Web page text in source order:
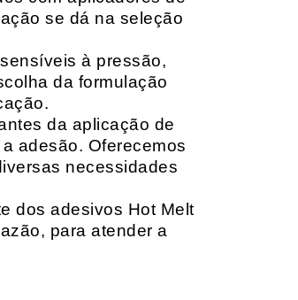
se dá na seleção
à pressão,
da formulação
da aplicação de
adesão. Oferecemos
necessidades
dos adesivos Hot Melt
para atender a